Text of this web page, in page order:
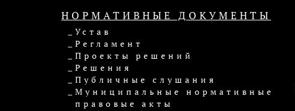
НОРМАТИВНЫЕ ДОКУМЕНТЫ
Устав
Регламент
Проекты решений
Решения
Публичные слушания
Муниципальные нормативные
правовые акты